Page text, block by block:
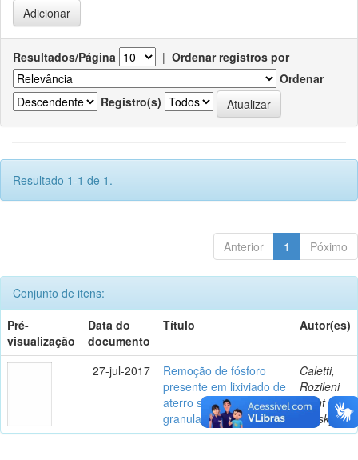
Resultados/Página | Ordenar registros por
Ordenar
Registro(s)
Resultado 1-1 de 1.
Anterior 1 Póximo
Conjunto de itens:
Pré-
visualização
Data do
documento
Título Autor(es)
27-jul-2017
Remoção de fósforo
presente em lixiviado de
aterro sanitário por
granulados bioclásticos
Caletti,
Rozileni
Piont
Kovsky